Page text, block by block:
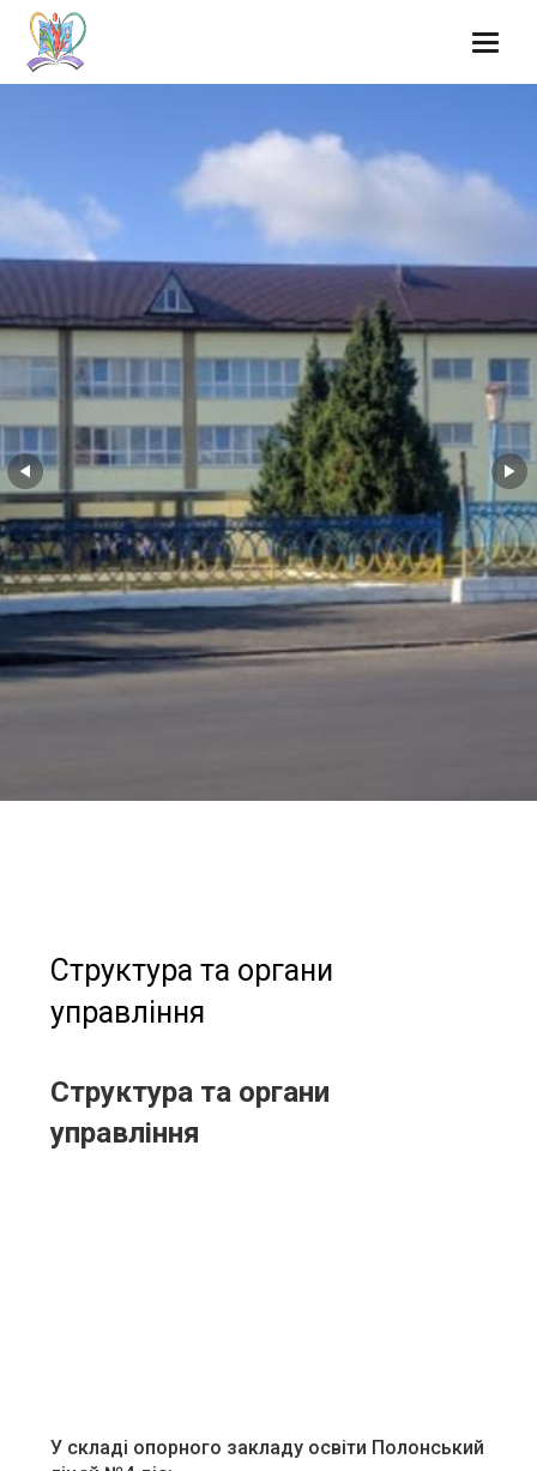
Структура та органи
управління
Структура та органи
управління
У складі опорного закладу освіти Полонський